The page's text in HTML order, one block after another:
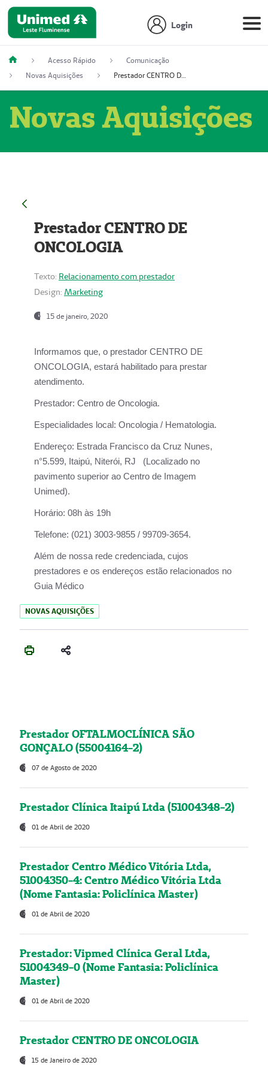
Login
Acesso Rápido
Comunicação
Novas Aquisições
Prestador CENTRO DE ONCOLOGIA
Novas Aquisições
Prestador CENTRO DE
ONCOLOGIA
Texto: Relacionamento com prestador
Design: Marketing
15 de janeiro, 2020
Informamos que, o prestador CENTRO DE
ONCOLOGIA, estará habilitado para prestar
atendimento.
Prestador: Centro de Oncologia.
Especialidades local: Oncologia / Hematologia.
Endereço: Estrada Francisco da Cruz Nunes,
n°5.599, Itaipú, Niterói, RJ (Localizado no
pavimento superior ao Centro de Imagem
Unimed).
Horário: 08h às 19h
Telefone: (021) 3003-9855 / 99709-3654.
Além de nossa rede credenciada, cujos
prestadores e os endereços estão relacionados no
Guia Médico
NOVAS AQUISIÇÕES
Prestador OFTALMOCLÍNICA SÃO
GONÇALO (55004164-2)
07 de Agosto de 2020
Prestador Clínica Itaipú Ltda (51004348-2)
01 de Abril de 2020
Prestador Centro Médico Vitória Ltda,
51004350-4: Centro Médico Vitória Ltda
(Nome Fantasia: Policlínica Master)
01 de Abril de 2020
Prestador: Vipmed Clínica Geral Ltda,
51004349-0 (Nome Fantasia: Policlínica
Master)
01 de Abril de 2020
Prestador CENTRO DE ONCOLOGIA
15 de Janeiro de 2020